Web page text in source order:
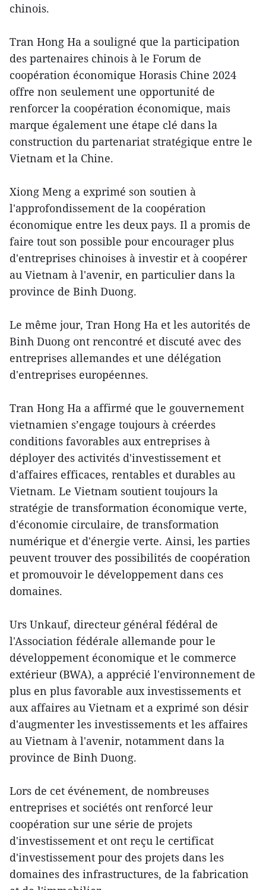
chinois.
Tran Hong Ha a souligné que la participation
des partenaires chinois à le Forum de
coopération économique Horasis Chine 2024
offre non seulement une opportunité de
renforcer la coopération économique, mais
marque également une étape clé dans la
construction du partenariat stratégique entre le
Vietnam et la Chine.
Xiong Meng a exprimé son soutien à
l'approfondissement de la coopération
économique entre les deux pays. Il a promis de
faire tout son possible pour encourager plus
d'entreprises chinoises à investir et à coopérer
au Vietnam à l'avenir, en particulier dans la
province de Binh Duong.
Le même jour, Tran Hong Ha et les autorités de
Binh Duong ont rencontré et discuté avec des
entreprises allemandes et une délégation
d'entreprises européennes.
Tran Hong Ha a affirmé que le gouvernement
vietnamien s’engage toujours à créerdes
conditions favorables aux entreprises à
déployer des activités d'investissement et
d'affaires efficaces, rentables et durables au
Vietnam. Le Vietnam soutient toujours la
stratégie de transformation économique verte,
d'économie circulaire, de transformation
numérique et d'énergie verte. Ainsi, les parties
peuvent trouver des possibilités de coopération
et promouvoir le développement dans ces
domaines.
Urs Unkauf, directeur général fédéral de
l'Association fédérale allemande pour le
développement économique et le commerce
extérieur (BWA), a apprécié l'environnement de
plus en plus favorable aux investissements et
aux affaires au Vietnam et a exprimé son désir
d'augmenter les investissements et les affaires
au Vietnam à l'avenir, notamment dans la
province de Binh Duong.
Lors de cet événement, de nombreuses
entreprises et sociétés ont renforcé leur
coopération sur une série de projets
d'investissement et ont reçu le certificat
d'investissement pour des projets dans les
domaines des infrastructures, de la fabrication